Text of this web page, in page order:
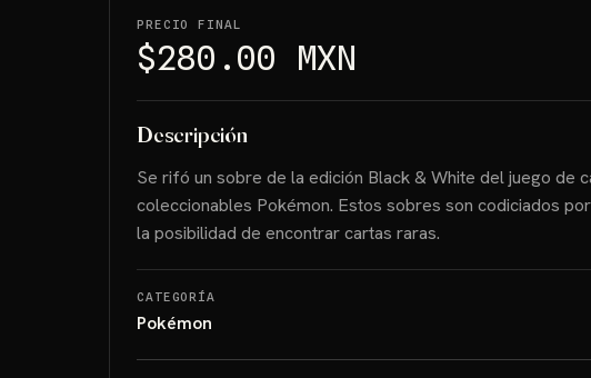
PRECIO FINAL
$280.00 MXN
Descripción
Se rifó un sobre de la edición Black & White del juego de
coleccionables Pokémon. Estos sobres son codiciados
la posibilidad de encontrar cartas raras.
CATEGORÍA
Pokémon